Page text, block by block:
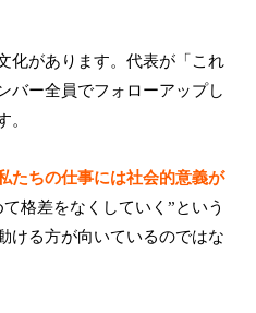
化があります。代表が「これ
バー全員でフォローアップし
。
たちの仕事には社会的意義が
格差をなくしていく”という
ける方が向いているのではな